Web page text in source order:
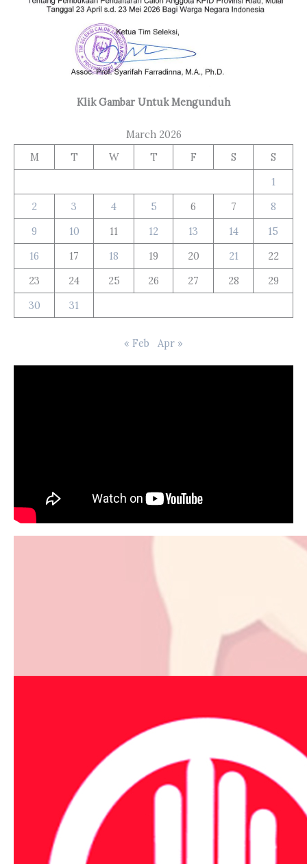
Klik Gambar Untuk Mengunduh
March 2026
M
T W T F S
S
1
2
3 4 5 6 7
8
9
10 11 12 13 14
15
16
17 18 19 20 21
22
23
24 25 26 27 28
29
30
31
« Feb Apr »